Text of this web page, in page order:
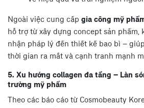
Ngoài việc cung cấp gia công mỹ
hỗ trợ từ xây dựng concept sản phẩm,
nhận pháp lý đến thiết kế bao bì –
thời gian ra mắt và cạnh tranh mạnh
5. Xu hướng collagen đa tầng – Làn
trường mỹ phẩm
Theo các báo cáo từ Cosmobeauty